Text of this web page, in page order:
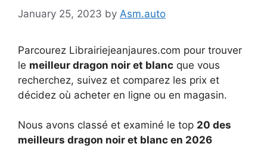
January 25, 2023 by Asm.auto
Parcourez Librairiejeanjaures.com pour trouver
le meilleur dragon noir et blanc que vous
recherchez, suivez et comparez les prix et
décidez où acheter en ligne ou en magasin.
Nous avons classé et examiné le top 20 des
meilleurs dragon noir et blanc en 2026